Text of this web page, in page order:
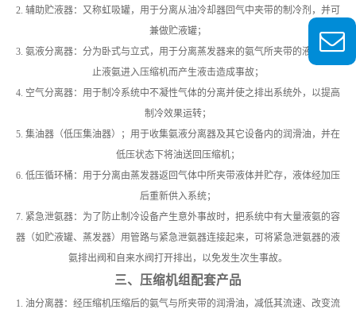
2. 辅助贮液器：又称虹吸罐，用于分离从油冷却器回气中夹带的制冷剂，并可
兼做贮液罐；
3. 氨液分离器：分为卧式与立式，用于分离蒸发器来的氨气所夹带的液氨，防
止液氨进入压缩机而产生液击造成事故；
4. 空气分离器：用于制冷系统中不凝性气体的分离并使之排出系统外，以提高
制冷效果运转；
5. 集油器（低压集油器）；用于收集氨液分离器及其它设备内的润滑油，并在
低压状态下将油送回压缩机；
6. 低压循环桶：用于分离由蒸发器返回气体中所夹带液体并贮存，液体经加压
后重新供入系统；
7. 紧急泄氨器：为了防止制冷设备产生意外事故时，把系统中有大量液氨的容
器（如贮液罐、蒸发器）用管路与紧急泄氨器连接起来，可将紧急泄氨器的液
氨排出阀和自来水阀打开排出，以免发生次生事故。
三、压缩机组配套产品
1. 油分离器：经压缩机压缩后的氨气与所夹带的润滑油，减低其流速、改变流